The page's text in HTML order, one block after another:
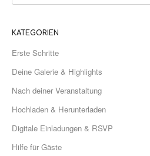
KATEGORIEN
Erste Schritte
Deine Galerie & Highlights
Nach deiner Veranstaltung
Hochladen & Herunterladen
Digitale Einladungen & RSVP
Hilfe für Gäste